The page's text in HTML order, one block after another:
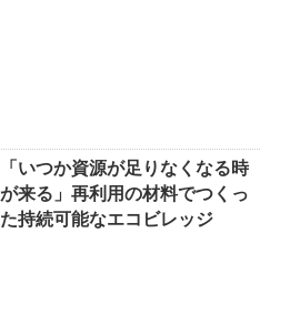
「いつか資源が足りなくなる時
が来る」再利用の材料でつくっ
た持続可能なエコビレッジ